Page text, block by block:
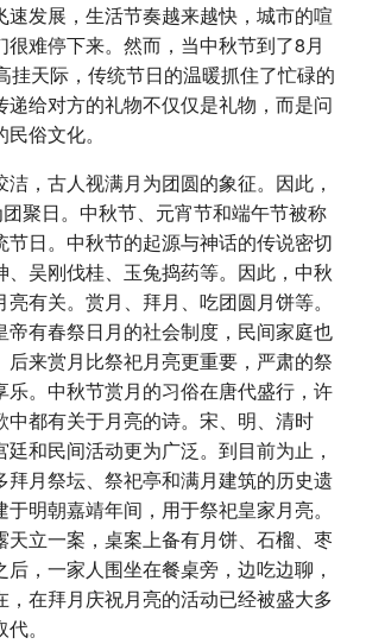
速发展，生活节奏越来越快，城市的喧
很难停下来。然而，当中秋节到了8月
挂天际，传统节日的温暖抓住了忙碌的
递给对方的礼物不仅仅是礼物，而是问
俗文化。
，古人视满月为团圆的象征。因此，
聚日。中秋节、元宵节和端午节被称
节日。中秋节的起源与神话的传说密切
、吴刚伐桂、玉兔捣药等。因此，中秋
有关。赏月、拜月、吃团圆月饼等。
帝有春祭日月的社会制度，民间家庭也
后来赏月比祭祀月亮更重要，严肃的祭
乐。中秋节赏月的习俗在唐代盛行，许
中都有关于月亮的诗。宋、明、清时
和民间活动更为广泛。到目前为止，
拜月祭坛、祭祀亭和满月建筑的历史遗
明朝嘉靖年间，用于祭祀皇家月亮。
天立一案，桌案上备有月饼、石榴、枣
，一家人围坐在餐桌旁，边吃边聊，
，在拜月庆祝月亮的活动已经被盛大多
。